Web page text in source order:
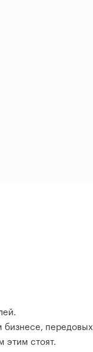
передовых
этим стоят.